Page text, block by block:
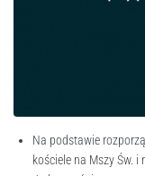
Na podstawie
kościele na Mszy Św.